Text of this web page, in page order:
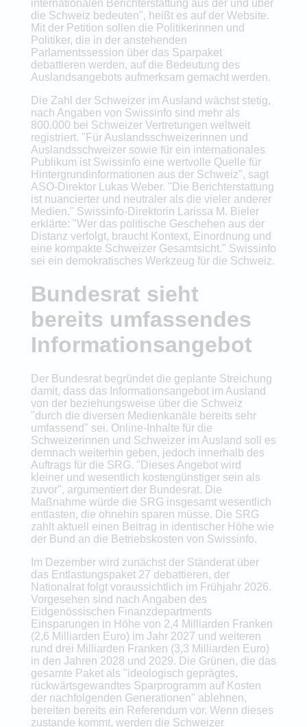
internationalen Berichterstattung aus der und über
die Schweiz bedeuten", heißt es auf der Website.
Mit der Petition sollen die Politikerinnen und
Politiker, die in der anstehenden
Parlamentssession über das Sparpaket
debattieren werden, auf die Bedeutung des
Auslandsangebots aufmerksam gemacht werden.
Die Zahl der Schweizer im Ausland wächst stetig,
nach Angaben von Swissinfo sind mehr als
800.000 bei Schweizer Vertretungen weltweit
registriert. "Für Auslandsschweizerinnen und
Auslandsschweizer sowie für ein internationales
Publikum ist Swissinfo eine wertvolle Quelle für
Hintergrundinformationen aus der Schweiz", sagt
ASO-Direktor Lukas Weber. "Die Berichterstattung
ist nuancierter und neutraler als die vieler anderer
Medien." Swissinfo-Direktorin Larissa M. Bieler
erklärte: "Wer das politische Geschehen aus der
Distanz verfolgt, braucht Kontext, Einordnung und
eine kompakte Schweizer Gesamtsicht." Swissinfo
sei ein demokratisches Werkzeug für die Schweiz.
Bundesrat sieht
bereits umfassendes
Informationsangebot
Der Bundesrat begründet die geplante Streichung
damit, dass das Informationsangebot im Ausland
von der beziehungsweise über die Schweiz
"durch die diversen Medienkanäle bereits sehr
umfassend" sei. Online-Inhalte für die
Schweizerinnen und Schweizer im Ausland soll es
demnach weiterhin geben, jedoch innerhalb des
Auftrags für die SRG. "Dieses Angebot wird
kleiner und wesentlich kostengünstiger sein als
zuvor", argumentiert der Bundesrat. Die
Maßnahme würde die SRG insgesamt wesentlich
entlasten, die ohnehin sparen müsse. Die SRG
zahlt aktuell einen Beitrag in identischer Höhe wie
der Bund an die Betriebskosten von Swissinfo.
Im Dezember wird zunächst der Ständerat über
das Entlastungspaket 27 debattieren, der
Nationalrat folgt voraussichtlich im Frühjahr 2026.
Vorgesehen sind nach Angaben des
Eidgenössischen Finanzdepartments
Einsparungen in Höhe von 2,4 Milliarden Franken
(2,6 Milliarden Euro) im Jahr 2027 und weiteren
rund drei Milliarden Franken (3,3 Milliarden Euro)
in den Jahren 2028 und 2029. Die Grünen, die das
gesamte Paket als "ideologisch geprägtes,
rückwärtsgewandtes Sparprogramm auf Kosten
der nachfolgenden Generationen" ablehnen,
bereiten bereits ein Referendum vor. Wenn dieses
zustande kommt, werden die Schweizer